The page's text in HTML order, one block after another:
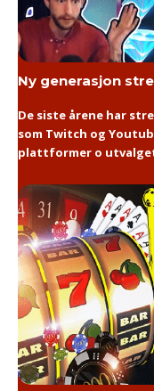
Ny generasjon
De siste årene har
som Twitch og
plattformer o